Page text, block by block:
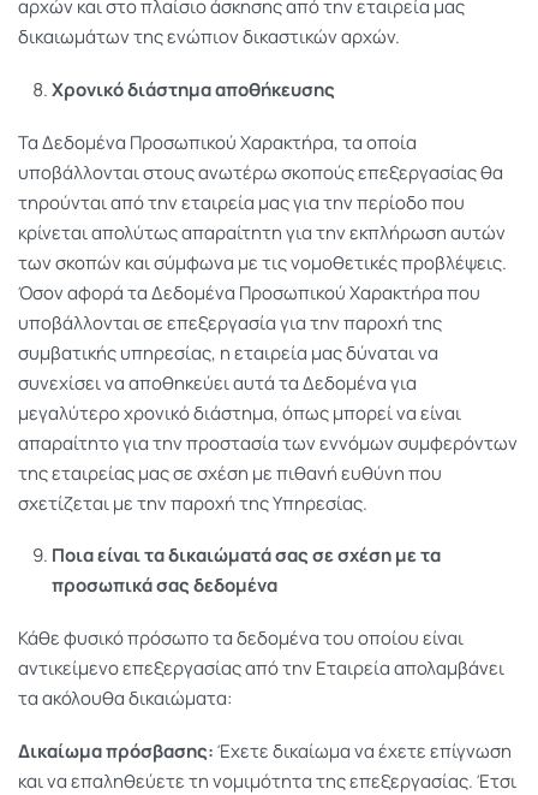
αρχών και στο πλαίσιο άσκησης από την εταιρεία μας
δικαιωμάτων της ενώπιον δικαστικών αρχών.
Χρονικό διάστημα αποθήκευσης
Τα Δεδομένα Προσωπικού Χαρακτήρα, τα οποία
υποβάλλονται στους ανωτέρω σκοπούς επεξεργασίας θα
τηρούνται από την εταιρεία μας για την περίοδο που
κρίνεται απολύτως απαραίτητη για την εκπλήρωση αυτών
των σκοπών και σύμφωνα με τις νομοθετικές προβλέψεις.
Όσον αφορά τα Δεδομένα Προσωπικού Χαρακτήρα που
υποβάλλονται σε επεξεργασία για την παροχή της
συμβατικής υπηρεσίας, η εταιρεία μας δύναται να
συνεχίσει να αποθηκεύει αυτά τα Δεδομένα για
μεγαλύτερο χρονικό διάστημα, όπως μπορεί να είναι
απαραίτητο για την προστασία των εννόμων συμφερόντων
της εταιρείας μας σε σχέση με πιθανή ευθύνη που
σχετίζεται με την παροχή της Υπηρεσίας.
Ποια είναι τα δικαιώματά σας σε σχέση με τα
προσωπικά σας δεδομένα
Κάθε φυσικό πρόσωπο τα δεδομένα του οποίου είναι
αντικείμενο επεξεργασίας από την Εταιρεία απολαμβάνει
τα ακόλουθα δικαιώματα:
Δικαίωμα πρόσβασης:Έχετε δικαίωμα να έχετε επίγνωση
και να επαληθεύετε τη νομιμότητα της επεξεργασίας. Έτσι